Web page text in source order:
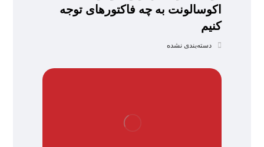
اکوسالونت به چه فاکتورهای توجه
کنیم
دسته‌بندی نشده